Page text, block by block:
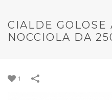
CIALDE GOLOSE
NOCCIOLA DA
1